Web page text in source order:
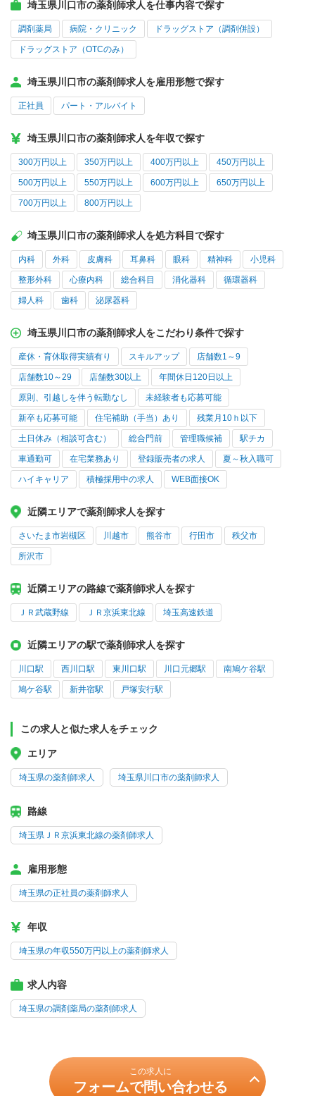
埼玉県川口市の薬剤師求人を仕事内容で探す
調剤薬局 病院・クリニック ドラッグストア（調剤併設）
ドラッグストア（OTCのみ）
埼玉県川口市の薬剤師求人を雇用形態で探す
正社員 パート・アルバイト
埼玉県川口市の薬剤師求人を年収で探す
300万円以上 350万円以上 400万円以上 450万円以上
500万円以上 550万円以上 600万円以上 650万円以上
700万円以上 800万円以上
埼玉県川口市の薬剤師求人を処方科目で探す
内科 外科 皮膚科 耳鼻科 眼科 精神科 小児科
整形外科 心療内科 総合科目 消化器科 循環器科
婦人科 歯科 泌尿器科
埼玉県川口市の薬剤師求人をこだわり条件で探す
産休・育休取得実績有り スキルアップ 店舗数1～9
店舗数10～29 店舗数30以上 年間休日120日以上
原則、引越しを伴う転勤なし 未経験者も応募可能
新卒も応募可能 住宅補助（手当）あり 残業月10ｈ以下
土日休み（相談可含む） 総合門前 管理職候補 駅チカ
車通勤可 在宅業務あり 登録販売者の求人 夏～秋入職可
ハイキャリア 積極採用中の求人 WEB面接OK
近隣エリアで薬剤師求人を探す
さいたま市岩槻区 川越市 熊谷市 行田市 秩父市
所沢市
近隣エリアの路線で薬剤師求人を探す
ＪＲ武蔵野線 ＪＲ京浜東北線 埼玉高速鉄道
近隣エリアの駅で薬剤師求人を探す
川口駅 西川口駅 東川口駅 川口元郷駅 南鳩ケ谷駅
鳩ケ谷駅 新井宿駅 戸塚安行駅
この求人と似た求人をチェック
エリア
埼玉県の薬剤師求人 埼玉県川口市の薬剤師求人
路線
埼玉県ＪＲ京浜東北線の薬剤師求人
雇用形態
埼玉県の正社員の薬剤師求人
年収
埼玉県の年収550万円以上の薬剤師求人
求人内容
埼玉県の調剤薬局の薬剤師求人
この求人に
フォームで問い合わせる